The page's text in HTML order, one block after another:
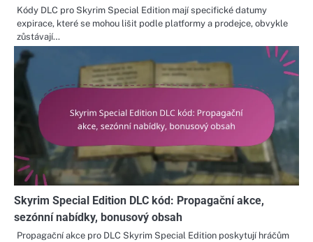
Kódy DLC pro Skyrim Special Edition mají specifické datumy
expirace, které se mohou lišit podle platformy a prodejce, obvykle
zůstávají…
Skyrim Special Edition DLC kód: Propagační akce,
sezónní nabídky, bonusový obsah
Propagační akce pro DLC Skyrim Special Edition poskytují hráčům